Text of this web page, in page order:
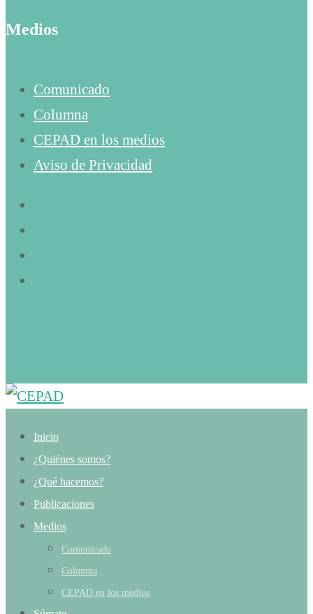
Medios
Comunicado
Columna
CEPAD en los medios
Aviso de Privacidad
Inicio
¿Quiénes somos?
¿Qué hacemos?
Publicaciones
Medios
Comunicado
Columna
CEPAD en los medios